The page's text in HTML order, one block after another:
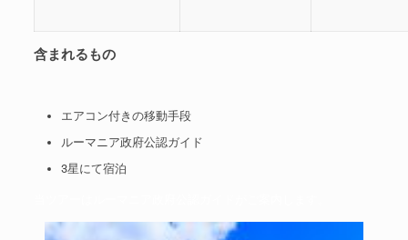
含まれるもの
エアコン付きの移動手段
ルーマニア政府公認ガイド
3星にて宿泊